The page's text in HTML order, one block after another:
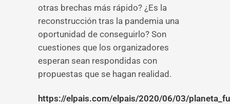
otras brechas más rápido? ¿Es la
reconstrucción tras la pandemia una
oportunidad de conseguirlo? Son
cuestiones que los organizadores
esperan sean respondidas con
propuestas que se hagan realidad.
https://elpais.com/elpais/2020/06/03/